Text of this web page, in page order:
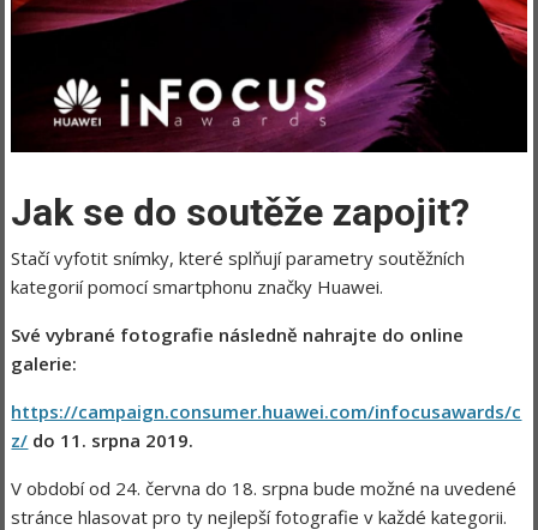
Jak se do soutěže zapojit?
Stačí vyfotit snímky, které splňují parametry soutěžních
kategorií pomocí smartphonu značky Huawei.
Své vybrané fotografie následně nahrajte do online
galerie:
https://campaign.consumer.huawei.com/infocusawards/c
z/ do 11. srpna 2019.
V období od 24. června do 18. srpna bude možné na uvedené
stránce hlasovat pro ty nejlepší fotografie v každé kategorii.